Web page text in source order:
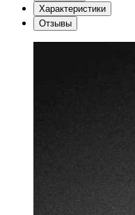
Характеристики
Отзывы